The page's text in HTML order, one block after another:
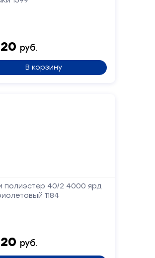
руб.
В корзину
полиэстер 40/2 4000 ярд
1184
руб.
Заполните
форму,
Телефон